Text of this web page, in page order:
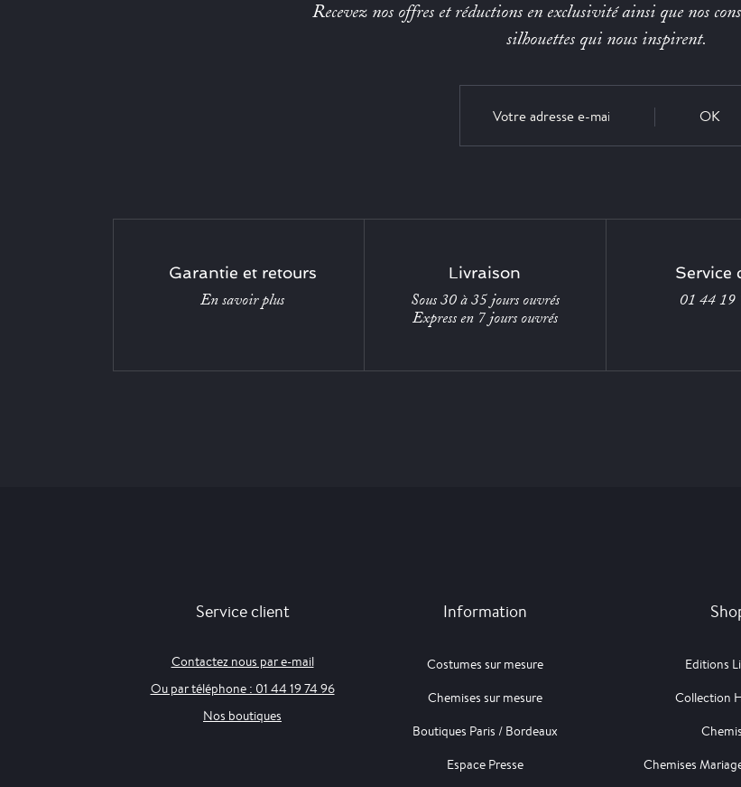
Recevez nos offres et réductions en exclusivité ainsi que nos
silhouettes qui nous inspirent.
OK
Garantie et retours
En savoir plus
Livraison
Sous 30 à 35 jours ouvrés
Express en 7 jours ouvrés
Service
01 44 19
Service client
Contactez nous par e-mail
Ou par téléphone : 01 44 19 74 96
Nos boutiques
Information
Costumes sur mesure
Chemises sur mesure
Boutiques Paris / Bordeaux
Espace Presse
Editions
Collection
Chemises